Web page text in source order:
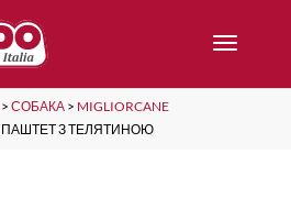
> СОБАКА> MIGLIORCANE
ПАШТЕТ З ТЕЛЯТИНОЮ